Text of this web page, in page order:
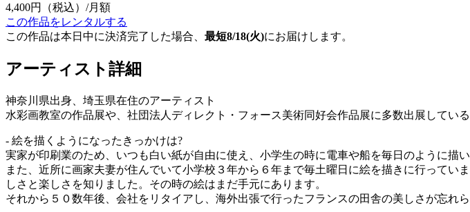
4,400円
（税込）/月額
この作品をレンタルする
この作品は本日中に決済完了した場合、 最短8/18(火)にお届けします。
アーティスト詳細
神奈川県出身、埼玉県在住のアーティスト
水彩画教室の作品展や、社団法人ディレクト・フォース美術同好会作品展に多数出展している
- 絵を描くようになったきっかけは?
実家が印刷業のため、いつも白い紙が自由に使え、小学生の時に電車や船を毎日のように描い
また、近所に画家夫妻が住んでいて小学校３年から６年まで毎土曜日に絵を描きに行って
しさと楽しさを知りました。その時の絵はまだ手元にあります。
それから５０数年後、会社をリタイアし、海外出張で行ったフランスの田舎の美しさが忘れ